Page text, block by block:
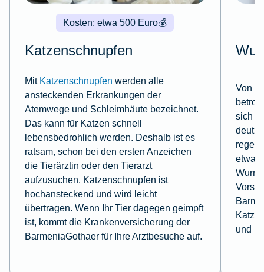
💰
Kosten: etwa 500 Euro
Katzenschnupfen
Mit Katzenschnupfen werden alle
ansteckenden Erkrankungen der
Atemwege und Schleimhäute bezeichnet.
Das kann für Katzen schnell
lebensbedrohlich werden. Deshalb ist es
ratsam, schon bei den ersten Anzeichen
die Tierärztin oder den Tierarzt
aufzusuchen. Katzenschnupfen ist
hochansteckend und wird leicht
übertragen. Wenn Ihr Tier dagegen geimpft
ist, kommt die Krankenversicherung der
BarmeniaGothaer für Ihre Arztbesuche auf.
Von
sich
etwa
und